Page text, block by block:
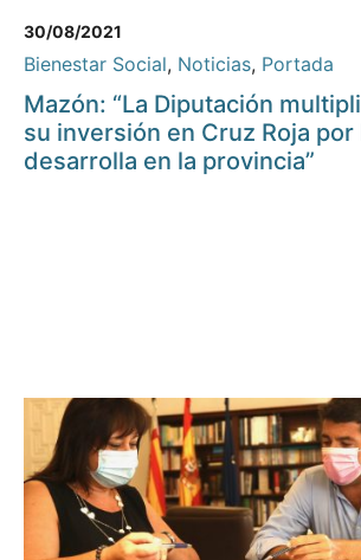
30/08/2021
Bienestar Social, Noticias, Portada
Mazón: “La Diputación
su inversión en Cruz Roja por
desarrolla en la provincia”